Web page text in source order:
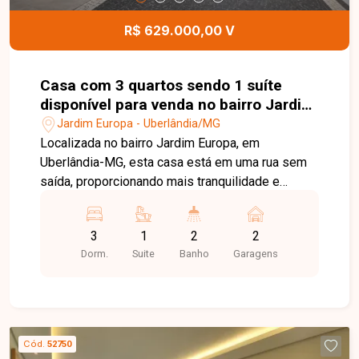
R$ 629.000,00 V
Casa com 3 quartos sendo 1 suíte
disponível para venda no bairro Jardim
Europa em Uberlândia-MG
Jardim Europa - Uberlândia/MG
Localizada no bairro Jardim Europa, em
Uberlândia-MG, esta casa está em uma rua sem
saída, proporcionando mais tranquilidade e
minutos do novo Colégio Militar, o imóvel está
em uma região com excelente infraestrutura, fácil
acesso às principais vias da cidade e próximo a
em sala integrada à cozinha americana, 03
quartos, sendo 01 suíte, banheiro social e
3
Dorm.
1
Suite
2
Banho
2
Garagens
Cód. 52750